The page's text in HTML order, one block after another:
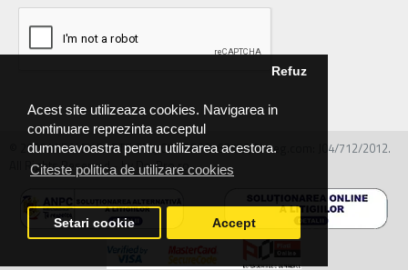
Acest site utilizeaza cookies. Navigarea in
continuare reprezinta acceptul
dumneavoastra pentru utilizarea acestora.
Citeste politica de utilizare cookies
Refuz
Setari cookie Accept
© 2026 MIRALEX PARTS SRL, CIF: RO30468586, Nr.reg.com: J04/712/2012.
All Rights Reserved - by DevPro.ro